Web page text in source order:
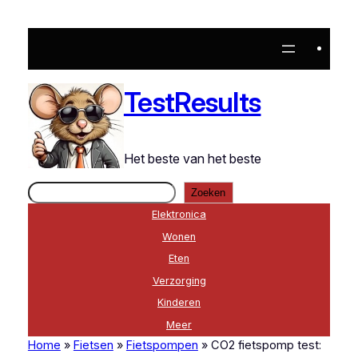
naar
inhoud
TestResults
Het beste van het beste
Zoeken
Zoeken
Elektronica
Wonen
Eten
Verzorging
Kinderen
Meer
Home » Fietsen » Fietspompen »CO2 fietspomp test: